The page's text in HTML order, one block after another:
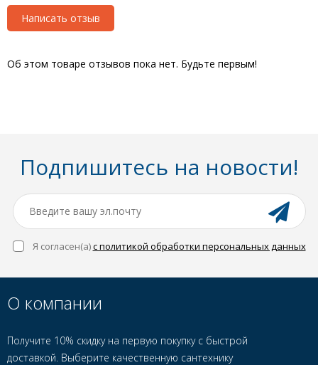
Написать отзыв
Об этом товаре отзывов пока нет. Будьте первым!
Подпишитесь на новости!
Я согласен(a)с политикой обработки персональных данных
О компании
Получите 10% скидку на первую покупку с быстрой
доставкой. Выберите качественную сантехнику